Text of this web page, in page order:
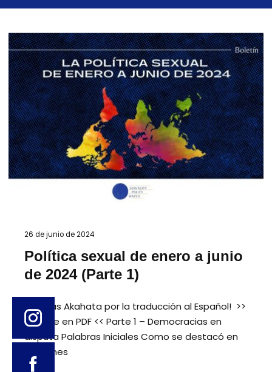
26 de junio de 2024
Política sexual de enero a junio
de 2024 (Parte 1)
¡Gracias Akahata por la traducción al Español! >>
Accede en PDF << Parte 1 – Democracias en
disputa Palabras Iniciales Como se destacó en
ediciones